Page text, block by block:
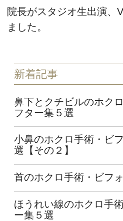
院長がスタジオ生出演、
ました。
新着記事
鼻下とクチビルのホク
フター集５選
小鼻のホクロ手術・ビ
選【その２】
首のホクロ手術・ビフ
ほうれい線のホクロ手
ー集５選